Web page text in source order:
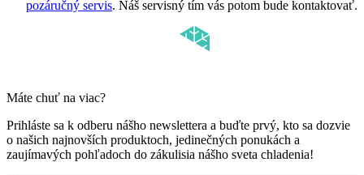
pozáručný servis. Náš servisný tím vás potom bude kontaktovať.
Máte chuť na viac?
Prihláste sa k odberu nášho newslettera a buďte prvý, kto sa dozvie
o našich najnovších produktoch, jedinečných ponukách a
zaujímavých pohľadoch do zákulisia nášho sveta chladenia!